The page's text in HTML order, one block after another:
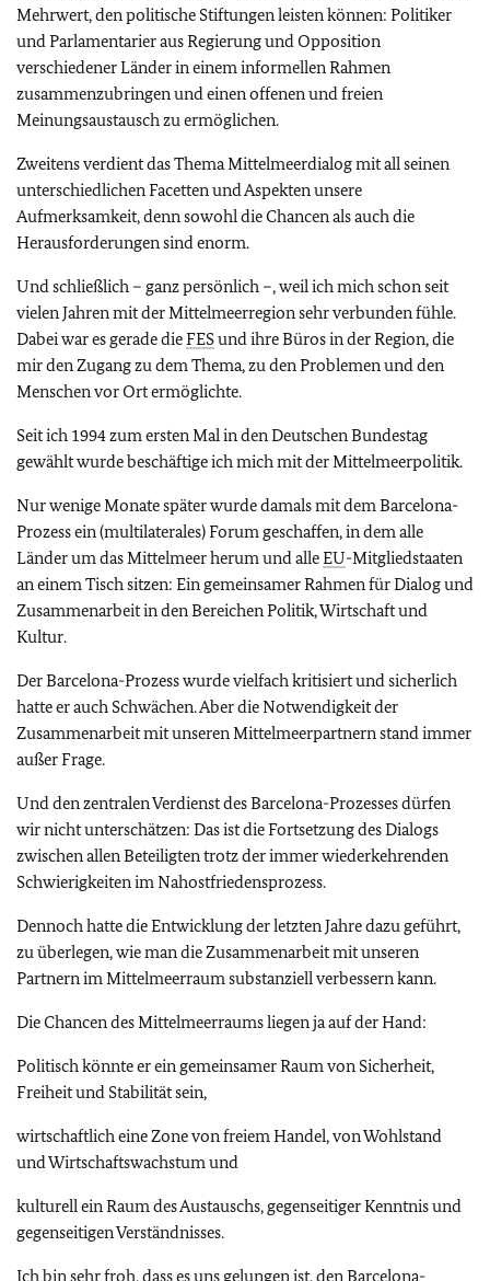
Mehrwert, den politische Stiftungen leisten können: Politiker
und Parlamentarier aus Regierung und Opposition
verschiedener Länder in einem informellen Rahmen
zusammenzubringen und einen offenen und freien
Meinungsaustausch zu ermöglichen.
Zweitens verdient das Thema Mittelmeerdialog mit all seinen
unterschiedlichen Facetten und Aspekten unsere
Aufmerksamkeit, denn sowohl die Chancen als auch die
Herausforderungen sind enorm.
Und schließlich – ganz persönlich –, weil ich mich schon seit
vielen Jahren mit der Mittelmeerregion sehr verbunden fühle.
Dabei war es gerade dieFESund ihre Büros in der Region, die
mir den Zugang zu dem Thema, zu den Problemen und den
Menschen vor Ort ermöglichte.
Seit ich 1994 zum ersten Mal in den Deutschen Bundestag
gewählt wurde beschäftige ich mich mit der Mittelmeerpolitik.
Nur wenige Monate später wurde damals mit dem Barcelona-
Prozess ein (multilaterales) Forum geschaffen, in dem alle
Länder um das Mittelmeer herum und alleEU-Mitgliedstaaten
an einem Tisch sitzen: Ein gemeinsamer Rahmen für Dialog und
Zusammenarbeit in den Bereichen Politik, Wirtschaft und
Kultur.
Der Barcelona-Prozess wurde vielfach kritisiert und sicherlich
hatte er auch Schwächen. Aber die Notwendigkeit der
Zusammenarbeit mit unseren Mittelmeerpartnern stand immer
außer Frage.
Und den zentralen Verdienst des Barcelona-Prozesses dürfen
wir nicht unterschätzen: Das ist die Fortsetzung des Dialogs
zwischen allen Beteiligten trotz der immer wiederkehrenden
Schwierigkeiten im Nahostfriedensprozess.
Dennoch hatte die Entwicklung der letzten Jahre dazu geführt,
zu überlegen, wie man die Zusammenarbeit mit unseren
Partnern im Mittelmeerraum substanziell verbessern kann.
Die Chancen des Mittelmeerraums liegen ja auf der Hand:
Politisch könnte er ein gemeinsamer Raum von Sicherheit,
Freiheit und Stabilität sein,
wirtschaftlich eine Zone von freiem Handel, von Wohlstand
und Wirtschaftswachstum und
kulturell ein Raum des Austauschs, gegenseitiger Kenntnis und
gegenseitigen Verständnisses.
Ich bin sehr froh, dass es uns gelungen ist, den Barcelona-